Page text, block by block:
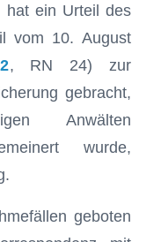
hat ein Urteil des
vom 10. August
, RN 24) zur
gebracht,
Anwälten
wurde,
geboten